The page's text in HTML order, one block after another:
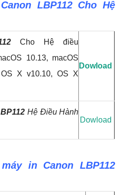
LBP112 Cho Hệ
Cho Hệ điều
10.13, macOS
X v10.10, OS X
Dowload
Hệ Điều Hành
Dowload
in Canon LBP112